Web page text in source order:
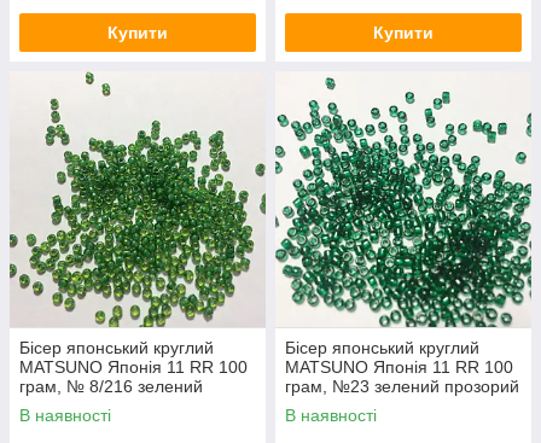
Купити Купити
Бісер японський круглий
MATSUNO Японія 11 RR 100
грам, № 8/216 зелений
промальований
В наявності
Бісер японський круглий
MATSUNO Японія 11 RR 100
грам, №23 зелений прозорий
В наявності